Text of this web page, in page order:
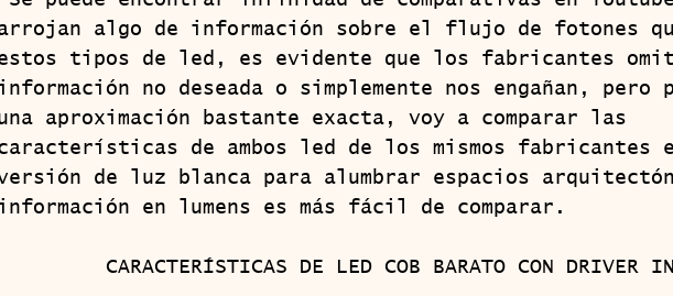
algo de información sobre el flujo de fotones
tipos de led, es evidente que los fabricantes
no deseada o simplemente nos engañan, pero
aproximación bastante exacta, voy a comparar las
de ambos led de los mismos fabricantes
de luz blanca para alumbrar espacios
en lumens es más fácil de comparar.
CARACTERÍSTICAS DE LED COB BARATO CON DRIVER